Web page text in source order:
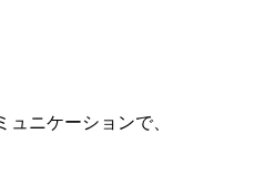
ニケーションで、